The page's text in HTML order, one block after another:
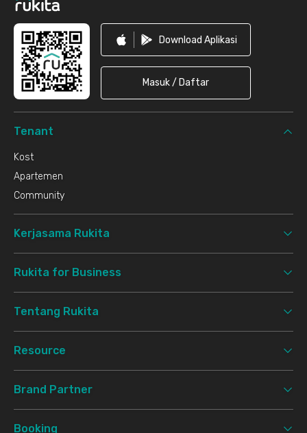
Download Aplikasi
Masuk / Daftar
Tenant
Kost
Apartemen
Community
Kerjasama Rukita
Rukita for Business
Tentang Rukita
Resource
Brand Partner
Booking